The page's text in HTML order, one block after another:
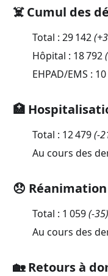
☠️ Cumul des
Total : 29 142(
Hôpital : 18 792(
EHPAD/EMS :
🏥
Total : 12 479(-
Au cours des
😞 Réanimation
Total : 1 059(-35)
Au cours des
🏡 Retours à